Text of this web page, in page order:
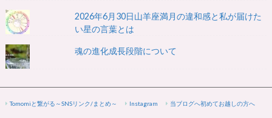
2026年6月30日山羊座満月の違和感と私が届けた
い星の言葉とは
魂の進化成長段階について
Tomomiと繋がる～SNSリンク/まとめ～ Instagram 当ブログへ初めてお越しの方へ